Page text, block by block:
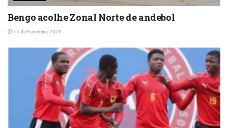
Bengo acolhe Zonal Norte de andebol
14 de Fevereiro, 2023